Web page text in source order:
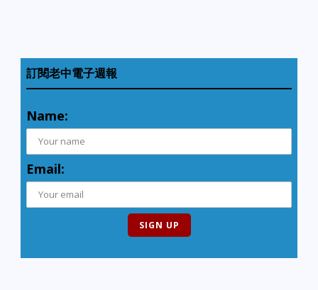
訂閱老中電子週報
Name:
Email: